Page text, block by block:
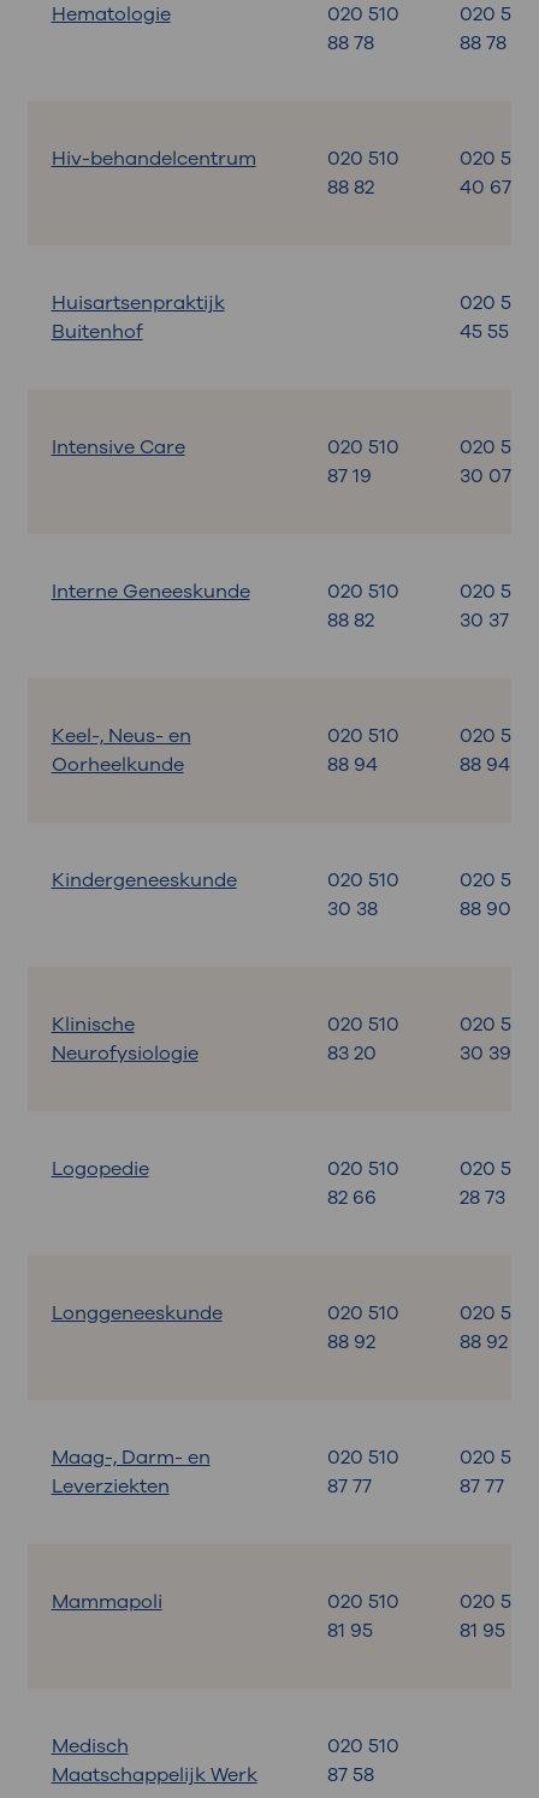
Hematologie
020 510
88 78
020 510
88 78
Hiv-behandelcentrum
020 510
88 82
020 599
40 67
Huisartsenpraktijk
Buitenhof
020 599
45 55
Intensive Care
020 510
87 19
020 599
30 07
Interne Geneeskunde
020 510
88 82
020 599
30 37
Keel-, Neus- en
Oorheelkunde
020 510
88 94
020 510
88 94
Kindergeneeskunde
020 510
30 38
020 510
88 90
Klinische
Neurofysiologie
020 510
83 20
020 599
30 39
Logopedie
020 510
82 66
020 599
28 73
Longgeneeskunde
020 510
88 92
020 510
88 92
Maag-, Darm- en
Leverziekten
020 510
87 77
020 510
87 77
Mammapoli
020 510
81 95
020 510
81 95
Medisch
Maatschappelijk Werk
020 510
87 58